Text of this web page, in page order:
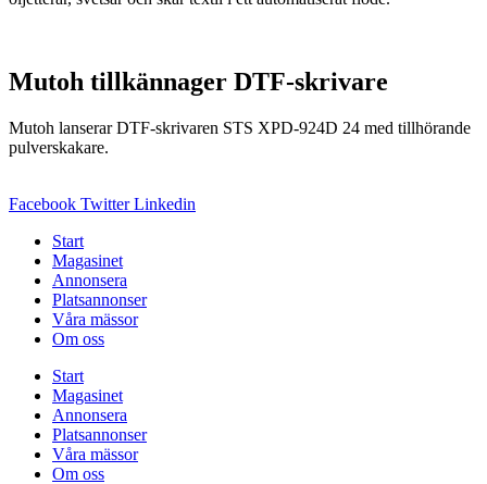
Mutoh tillkännager DTF-skrivare
Mutoh lanserar DTF-skrivaren STS XPD-924D 24 med tillhörande
pulverskakare.
Facebook Twitter Linkedin
Start
Magasinet
Annonsera
Platsannonser
Våra mässor
Om oss
Start
Magasinet
Annonsera
Platsannonser
Våra mässor
Om oss